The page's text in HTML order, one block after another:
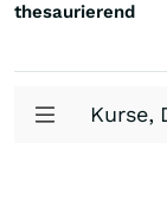
thesaurierend
Kurse,